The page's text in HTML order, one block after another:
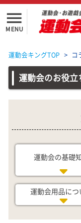
menu
MENU
運動会キングTOP > コ
運動会のお役立
運動会の基礎
運動会用品につ